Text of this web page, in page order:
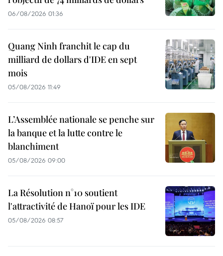
et
Commerce,
le
Mercosur
a
des
atouts
dans
la
et
l'exportation
et
du
Commerce,
le
Mercosur
des
atouts
dans
production
et
06/08/2026 01:36
Quang Ninh franchit le cap du
milliard de dollars d'IDE en sept
mois
05/08/2026 11:49
L’Assemblée nationale se penche sur
la banque et la lutte contre le
blanchiment
05/08/2026 09:00
La Résolution n°10 soutient
l'attractivité de Hanoï pour les IDE
05/08/2026 08:57